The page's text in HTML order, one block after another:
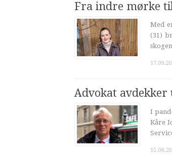
Fra indre mørke
Med
(31)
Advokat
I
Kåre